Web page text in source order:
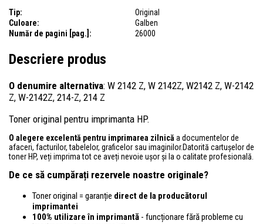
Tip:
Original
Culoare:
Galben
Număr de pagini [pag.]:
26000
Descriere produs
O denumire alternativa: W 2142 Z, W 2142Z, W2142 Z, W-2142
Z, W-2142Z, 214-Z, 214 Z
Toner original pentru imprimanta HP.
O alegere excelentă pentru imprimarea zilnică a documentelor de
afaceri, facturilor, tabelelor, graficelor sau imaginilor.Datorită cartușelor de
toner HP, veți imprima tot ce aveți nevoie ușor și la o calitate profesională.
De ce să cumpărați rezervele noastre originale?
Toner original = garanție direct de la producătorul
imprimantei
100% utilizare în imprimantă - funcționare fără probleme cu